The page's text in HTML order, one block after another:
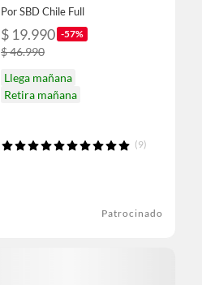
Por SBD Chile Full
$ 19.990 -57%
$ 46.990
Llega mañana
Retira mañana
(9)
Patrocinado